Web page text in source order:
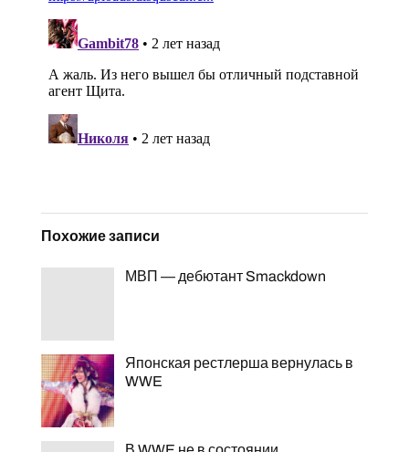
Похожие записи
МВП — дебютант Smackdown
Японская рестлерша вернулась в
WWE